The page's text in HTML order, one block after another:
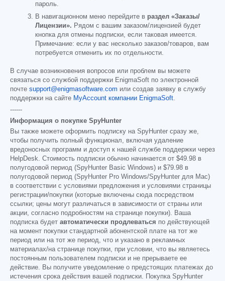
пароль.
В навигационном меню перейдите в раздел «Заказы/
Лицензии». Рядом с вашим заказом/лицензией будет
кнопка для отмены подписки, если таковая имеется.
Примечание: если у вас несколько заказов/товаров, вам
потребуется отменить их по отдельности.
В случае возникновения вопросов или проблем вы можете
связаться со службой поддержки EnigmaSoft по электронной
почте support@enigmasoftware.com или создав заявку в службу
поддержки на сайте MyAccount компании EnigmaSoft
------
Информация о покупке SpyHunter
Вы также можете оформить подписку на SpyHunter сразу же,
чтобы получить полный функционал, включая удаление
вредоносных программ и доступ к нашей службе поддержки через
HelpDesk. Стоимость подписки обычно начинается от $49.98 в
полугодовой период (SpyHunter Basic Windows) и $79.98 в
полугодовой период (SpyHunter Pro Windows/SpyHunter для Mac)
в соответствии с условиями предложения и условиями страницы
регистрации/покупки (которые включены сюда посредством
ссылки; цены могут различаться в зависимости от страны или
акции, согласно подробностям на странице покупки). Ваша
подписка будет автоматически продлеваться по действующей
на момент покупки стандартной абонентской плате на тот же
период или на тот же период, что и указано в рекламных
материалах/на странице покупки, при условии, что вы являетесь
постоянным пользователем подписки и не прерываете ее
действие. Вы получите уведомление о предстоящих платежах до
истечения срока действия вашей подписки. Покупка SpyHunter